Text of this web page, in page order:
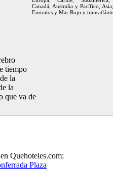
Canadá, Australia y Pacífico,
Emiratos y Mar Rojo y
tiempo
la
la
que va de
Quehoteles.com:
Plaza